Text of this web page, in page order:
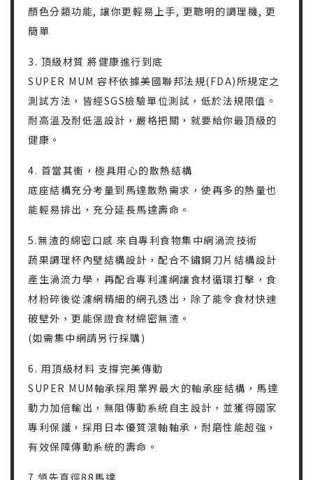
顏色分類功能, 讓你更輕易上手, 更聰明的調理機, 更
簡單
3. 頂級材質 將健康進行到底
SUPER MUM 容杯依據美國聯邦法規(FDA)所規定之
測試方法，皆經SGS檢驗單位測試，低於法規限值。
耐高溫及耐低溫設計，嚴格把關，就要給你最頂級的
健康。
4. 首當其衝，極具用心的散熱結構
底座結構充分考量到馬達散熱需求，使再多的熱量也
能輕易排出，充分延長馬達壽命。
5.無渣的綿密口感 來自專利食物集中網渦流技術
蔬果調理杯內壁結構設計，配合不鏽鋼刀片結構設計
產生渦流力學，再配合專利濾網讓食材循環打擊，食
材粉碎後從濾網精細的網孔透出，除了能令食材快速
破壁外，更能保證食材綿密無渣。
(如需集中網請另行採購)
6. 用頂級材料 支撐完美傳動
SUPER MUM軸承採用業界最大的軸承座結構，馬達
動力加倍輸出，無阻傳動系統自主設計，並獲得國家
專利保護，採用日本優質滾軸軸承，耐磨性能超強，
有效保障傳動系統的壽命。